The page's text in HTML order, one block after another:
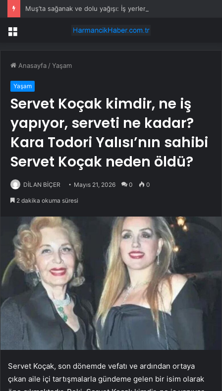
Muş’ta sağanak ve dolu yağışı: İş yerlerini su bastı
Menü
Anasayfa /Yaşam
Yaşam
Servet Koçak kimdir, ne iş
yapıyor, serveti ne kadar?
Kara Todori Yalısı’nın sahibi
Servet Koçak neden öldü?
DİLAN BİÇER Mayıs 21, 2026 0 0
2 dakika okuma süresi
Servet Koçak, son dönemde vefatı ve ardından ortaya
çıkan aile içi tartışmalarla gündeme gelen bir isim olarak